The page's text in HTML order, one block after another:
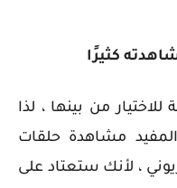
كثيرًا
من بينها ، لذا
مشاهدة حلقات
، لأنك ستعتاد على